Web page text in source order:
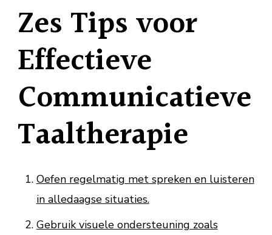
Zes Tips voor
Effectieve
Communicatieve
Taaltherapie
Oefen regelmatig met spreken en luisteren
in alledaagse situaties.
Gebruik visuele ondersteuning zoals